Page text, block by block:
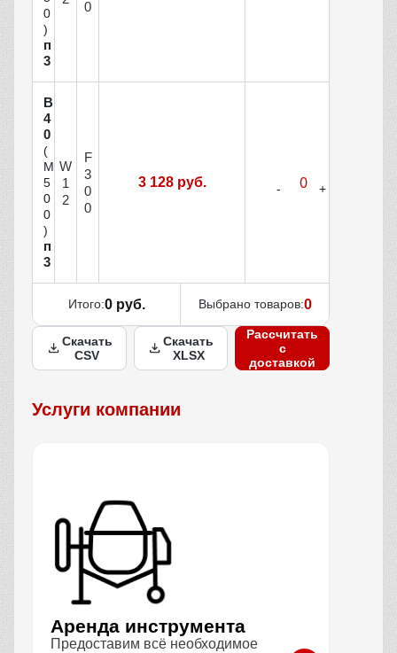
0
)
п
3
0
В
4
0
(
М
5
0
0
)
п
3
W
1
2
F
3
0
0
3 128 руб.
Итого:0 руб. Выбрано товаров:0
Скачать
CSV
Скачать
XLSX
Рассчитать
с
доставкой
Услуги компании
Аренда инструмента
Предоставим всё необходимое